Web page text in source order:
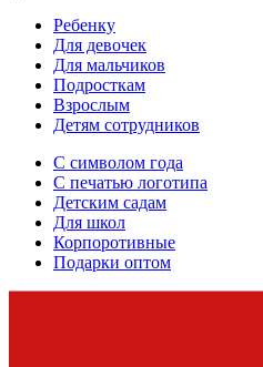
Ребенку
Для девочек
Для мальчиков
Подросткам
Взрослым
Детям сотрудников
С символом года
С печатью логотипа
Детским садам
Для школ
Корпоротивные
Подарки оптом